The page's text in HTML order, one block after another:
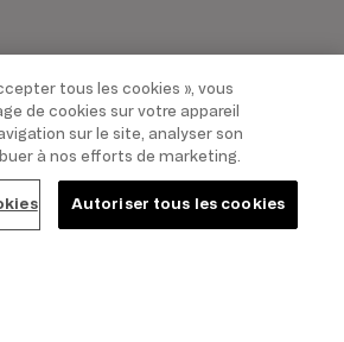
JURIDIQUES
de vente
tous les cookies », vous
de cookies sur votre appareil
sur le site, analyser son
à nos efforts de marketing.
Autoriser tous les cookies